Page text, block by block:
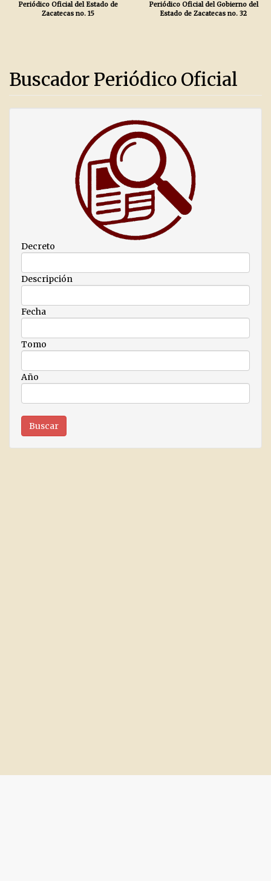
Periódico Oficial del Estado de
Zacatecas no. 15
Periódico Oficial del Gobierno del
Estado de Zacatecas no. 32
Buscador Periódico Oficial
Decreto
Descripción
Fecha
Tomo
Año